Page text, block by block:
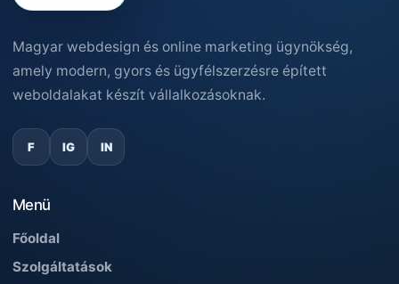
Magyar webdesign és online marketing ügynökség,
amely modern, gyors és ügyfélszerzésre épített
weboldalakat készít vállalkozásoknak.
F IG IN
Menü
Főoldal
Szolgáltatások